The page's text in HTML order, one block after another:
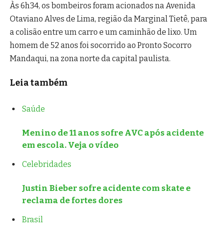
Às 6h34, os bombeiros foram acionados na Avenida
Otaviano Alves de Lima, região da Marginal Tietê, para
a colisão entre um carro e um caminhão de lixo. Um
homem de 52 anos foi socorrido ao Pronto Socorro
Mandaqui, na zona norte da capital paulista.
Leia também
Saúde
Menino de 11 anos sofre AVC após acidente
em escola. Veja o vídeo
Celebridades
Justin Bieber sofre acidente com skate e
reclama de fortes dores
Brasil